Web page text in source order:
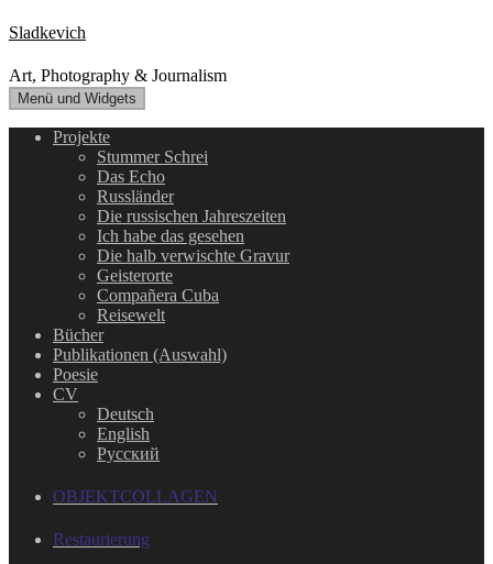
Zum
Inhalt
springen
Sladkevich
Art, Photography & Journalism
Menü und Widgets
Projekte
Stummer Schrei
Das Echo
Russländer
Die russischen Jahreszeiten
Ich habe das gesehen
Die halb verwischte Gravur
Geisterorte
Compañera Cuba
Reisewelt
Bücher
Publikationen (Auswahl)
Poesie
CV
Deutsch
English
Русский
OBJEKTCOLLAGEN
Restaurierung